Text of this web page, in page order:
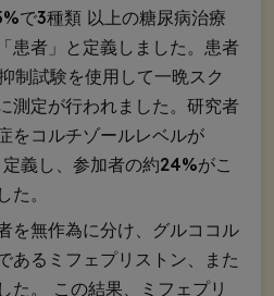
で3種類 以上の糖尿病治療
患者」と定義しました。患者
制試験を使用して一晩スク
測定が行われました。研究者
をコルチゾールレベルが
義し、参加者の約24%がこ
。
を無作為に分け、グルココル
あるミフェプリストン、また
た。 この結果、ミフェプリ